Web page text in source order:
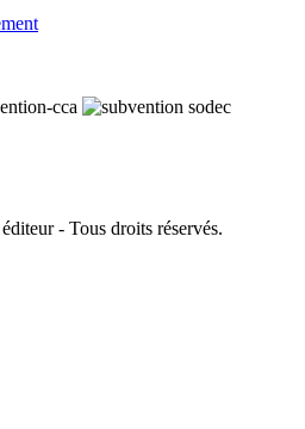
- Tous droits réservés.